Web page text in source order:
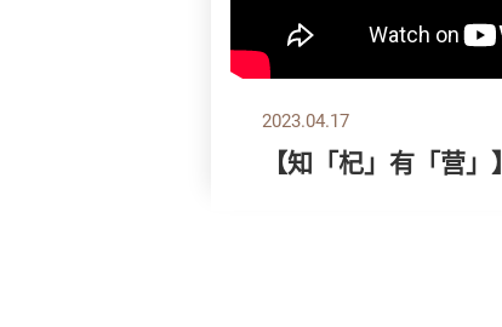
2023.04.17
【知「杞」有「营」】